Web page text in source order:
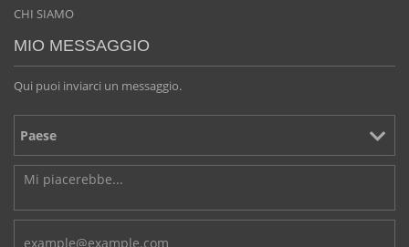
CHI SIAMO
MIO MESSAGGIO
Qui puoi inviarci un messaggio.